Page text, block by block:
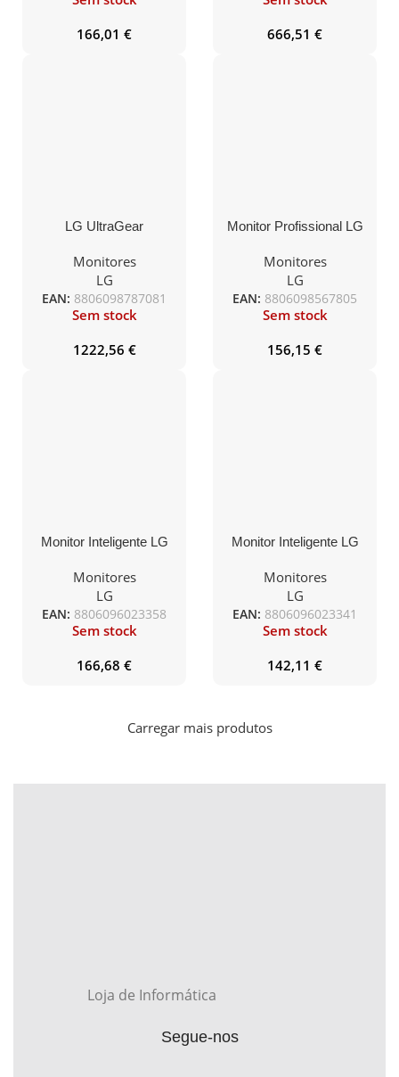
166,01 €
666,51 €
LG UltraGear
de jogos ultrapanorâmico
curvo de 44,5″/ WQHD/
0,03 ms/ 240 Hz/ OLED/
Altura ajustável/ Preto
Monitores
LG
EAN: 8806098787081
Sem stock
1222,56 €
Monitor Profissional LG
HD/ Multimídia/ Altura
Ajustável/ Preto
Monitores
LG
EAN: 8806098567805
Sem stock
156,15 €
Monitor Inteligente LG
31.5″/ Full HD/ Smart
TV/ Multimídia/ Preto
Monitores
LG
EAN: 8806096023358
Sem stock
166,68 €
Monitor Inteligente LG
Full HD/ Smart TV/
Multimídia/ Preto
Monitores
LG
EAN: 8806096023341
Sem stock
142,11 €
Carregar mais produtos
Loja de Informática
Segue-nos